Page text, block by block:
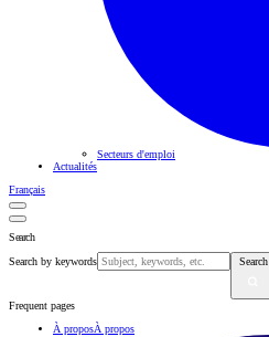
Secteurs d'emploi
Actualités
Français
Search
Search by keywords Search
Frequent pages
À proposÀ propos